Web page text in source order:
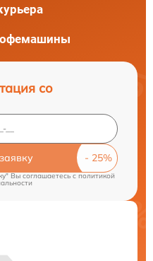
со
Вы соглашаетесь cполитикой